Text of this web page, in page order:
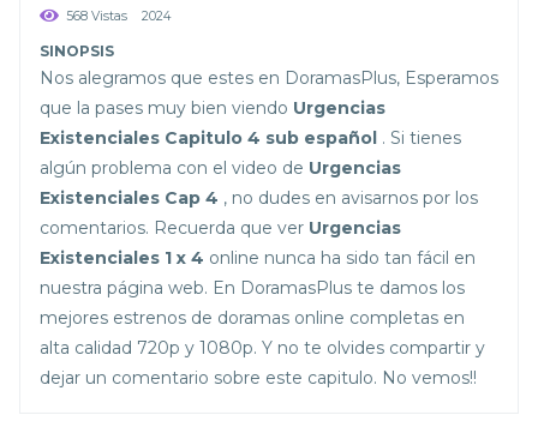
568 Vistas 2024
Nos alegramos que estes en DoramasPlus, Esperamos
que la pases muy bien viendo Urgencias
Existenciales Capitulo 4 sub español . Si tienes
algún problema con el video de Urgencias
Existenciales Cap 4 , no dudes en avisarnos por los
comentarios. Recuerda que ver Urgencias
Existenciales 1 x 4 online nunca ha sido tan fácil en
nuestra página web. En DoramasPlus te damos los
mejores estrenos de doramas online completas en
alta calidad 720p y 1080p. Y no te olvides compartir y
dejar un comentario sobre este capitulo. No vemos!!